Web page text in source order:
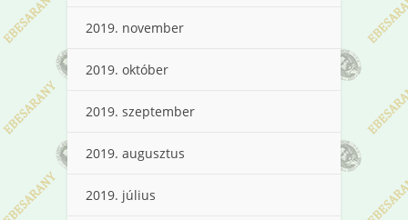
2019. november
2019. október
2019. szeptember
2019. augusztus
2019. július